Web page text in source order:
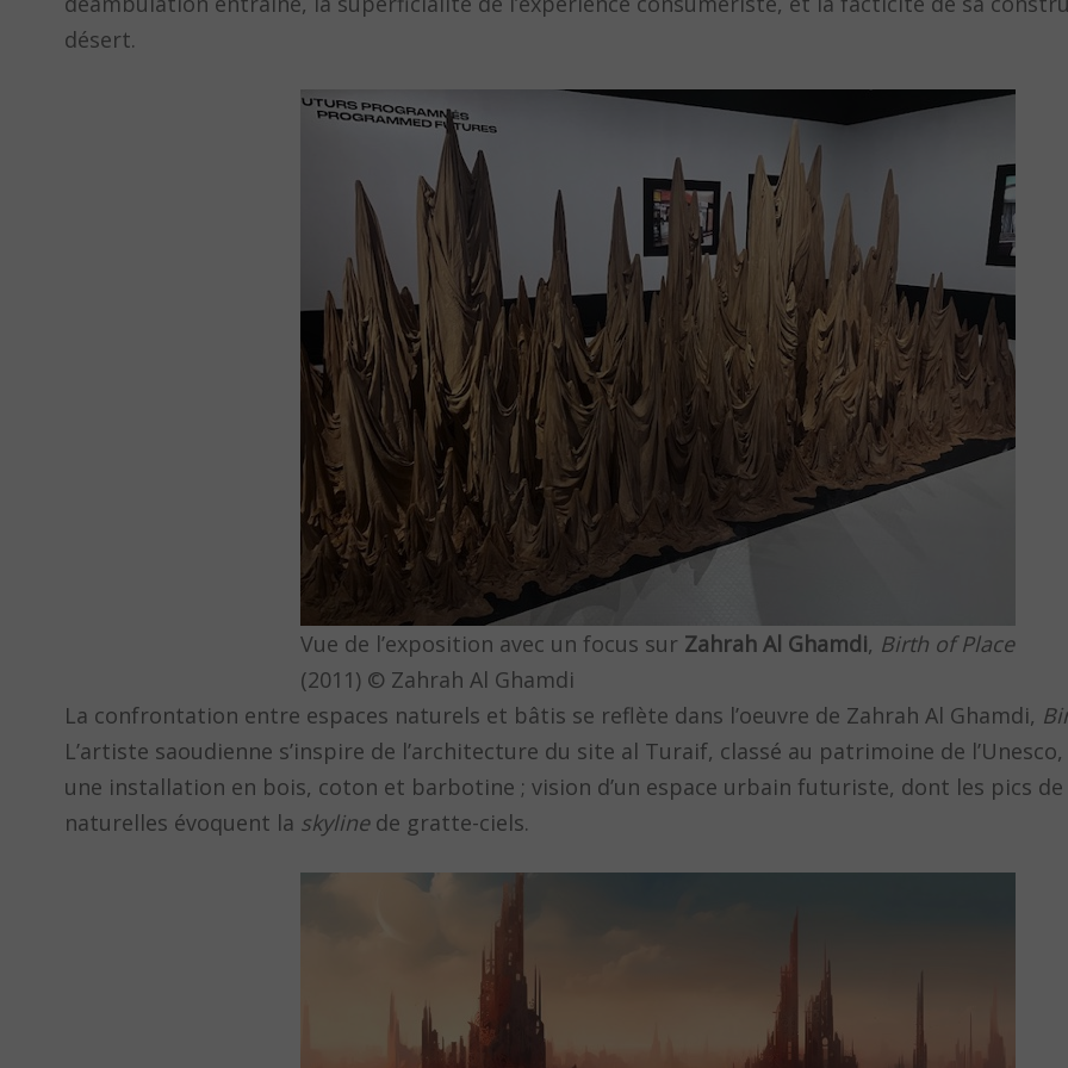
désert.
Vue de l’exposition avec un focus sur Zahrah Al Ghamdi, Birth of Place
(2011) © Zahrah Al Ghamdi
La confrontation entre espaces naturels et bâtis se reflète dans l’oeuvre de Zahrah Al Ghamdi,
L’artiste saoudienne s’inspire de l’architecture du site al Turaif, classé au patrimoine de
une installation en bois, coton et barbotine ; vision d’un espace urbain futuriste, dont les pics
naturelles évoquent la skylinede gratte-ciels.